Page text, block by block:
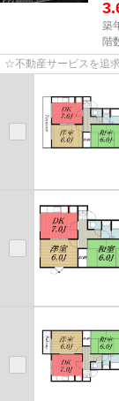
築
階
☆不動産サービスを追